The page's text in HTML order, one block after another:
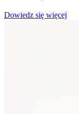
Dowiedz się więcej